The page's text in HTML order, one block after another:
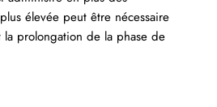
élevée peut être nécessaire
la prolongation de la phase de